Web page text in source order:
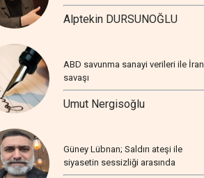
Alptekin DURSUNOĞLU
ABD savunma sanayi verileri ile İran
savaşı
Umut Nergisoğlu
Güney Lübnan; Saldırı ateşi ile
siyasetin sessizliği arasında